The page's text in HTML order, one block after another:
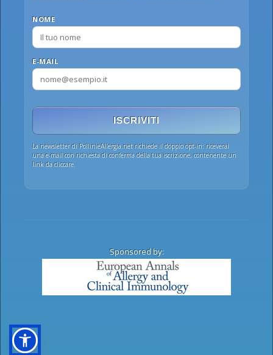
NOME
E-MAIL
ISCRIVITI
La newsletter di PollinieAllergia.net richiede il doppio opt-in: riceverai
una e-mail con richiesta di conferma della tua iscrizione, contenente un
link da cliccare.
Sponsored by: